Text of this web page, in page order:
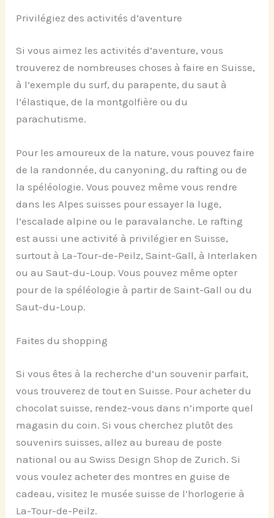
Privilégiez des activités d’aventure
Si vous aimez les activités d’aventure, vous
trouverez de nombreuses choses à faire en Suisse,
à l’exemple du surf, du parapente, du saut à
l’élastique, de la montgolfière ou du
parachutisme.
Pour les amoureux de la nature, vous pouvez faire
de la randonnée, du canyoning, du rafting ou de
la spéléologie. Vous pouvez même vous rendre
dans les Alpes suisses pour essayer la luge,
l’escalade alpine ou le paravalanche. Le rafting
est aussi une activité à privilégier en Suisse,
surtout à La-Tour-de-Peilz, Saint-Gall, à Interlaken
ou au Saut-du-Loup. Vous pouvez même opter
pour de la spéléologie à partir de Saint-Gall ou du
Saut-du-Loup.
Faites du shopping
Si vous êtes à la recherche d’un souvenir parfait,
vous trouverez de tout en Suisse. Pour acheter du
chocolat suisse, rendez-vous dans n’importe quel
magasin du coin. Si vous cherchez plutôt des
souvenirs suisses, allez au bureau de poste
national ou au Swiss Design Shop de Zurich. Si
vous voulez acheter des montres en guise de
cadeau, visitez le musée suisse de l’horlogerie à
La-Tour-de-Peilz.